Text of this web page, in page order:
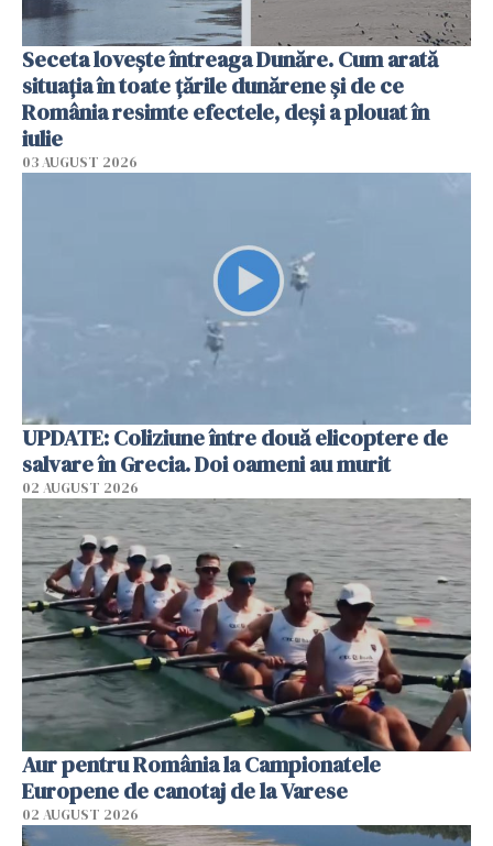
Seceta lovește întreaga Dunăre. Cum arată
situația în toate țările dunărene și de ce
România resimte efectele, deși a plouat în
iulie
03 AUGUST 2026
UPDATE: Coliziune între două elicoptere de
salvare în Grecia. Doi oameni au murit
02 AUGUST 2026
Aur pentru România la Campionatele
Europene de canotaj de la Varese
02 AUGUST 2026